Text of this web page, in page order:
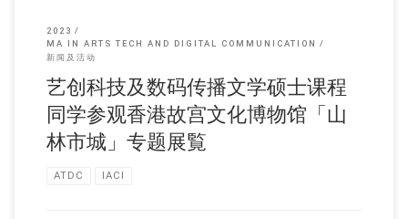
2023
MA IN ARTS TECH AND DIGITAL COMMUNICATION
新闻及活动
艺创科技及数码传播文学硕士课程
同学参观香港故宫文化博物馆「山
林市城」专题展覧
ATDC IACI